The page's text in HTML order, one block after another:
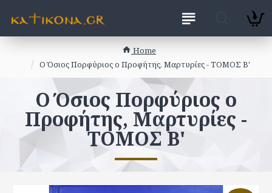
Home
Ο Όσιος Πορφύριος ο Προφήτης, Μαρτυρίες - ΤΟΜΟΣ Β'
Ο Όσιος Πορφύριος ο
Προφήτης, Μαρτυρίες -
ΤΟΜΟΣ Β'